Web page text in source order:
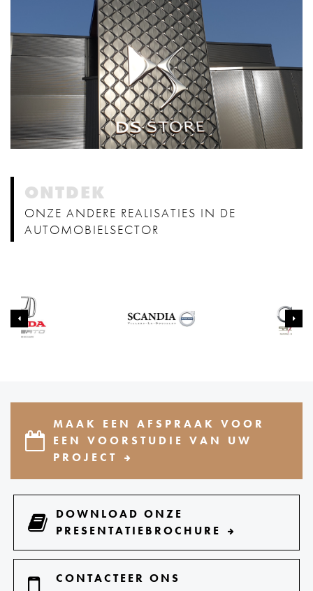
ONTDEK
ONZE ANDERE REALISATIES IN DE
AUTOMOBIELSECTOR
MAAK EEN AFSPRAAK VOOR
EEN VOORSTUDIE VAN UW
PROJECT
DOWNLOAD ONZE
PRESENTATIEBROCHURE
CONTACTEER ONS